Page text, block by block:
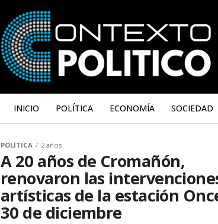
INICIO POLÍTICA ECONOMÍA SOCIEDAD
POLÍTICA 2 años
A 20 años de Cromañón,
renovaron las
artísticas de la estación
30 de diciembre